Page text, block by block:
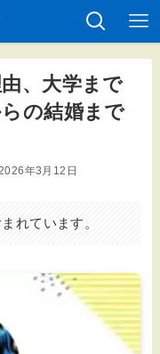
、大学まで
の結婚まで
年3月12日
れています。